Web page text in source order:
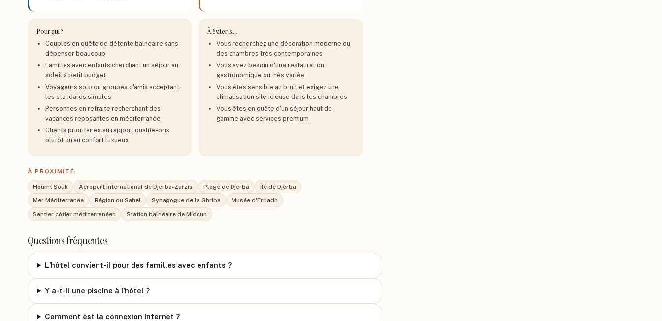
Pour qui ?
Couples en quête de détente balnéaire sans
dépenser beaucoup
Familles avec enfants cherchant un séjour au
soleil à petit budget
Voyageurs solo ou groupes d'amis acceptant
les standards simples
Personnes en retraite recherchant des
vacances reposantes en méditerranée
Clients prioritaires au rapport qualité-prix
plutôt qu'au confort luxueux
À éviter si…
Vous recherchez une décoration moderne ou
des chambres très contemporaines
Vous avez besoin d'une restauration
gastronomique ou très variée
Vous êtes sensible au bruit et exigez une
climatisation silencieuse dans les chambres
Vous êtes en quête d'un séjour haut de
gamme avec services premium
À PROXIMITÉ
Houmt Souk Aéroport international de Djerba-Zarzis Plage de Djerba
Île de Djerba
Mer Méditerranée
Région du Sahel Synagogue de la Ghriba
Musée d'Erriadh
Sentier côtier méditerranéen
Station balnéaire de Midoun
Questions fréquentes
L'hôtel convient-il pour des familles avec enfants ?
Y a-t-il une piscine à l'hôtel ?
Comment est la connexion Internet ?